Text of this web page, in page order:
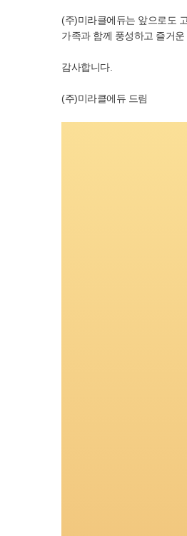
(주)미라클에듀는 앞으로도
가족과 함께 풍성하고 즐거
감사합니다.
(주)미라클에듀 드림